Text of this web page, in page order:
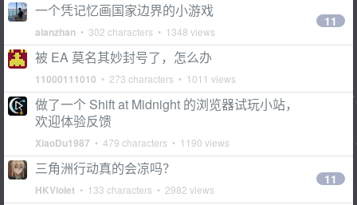
一个凭记忆画国家边界的小游戏
alanzhan • 302 characters • 1348 views
11
被 EA 莫名其妙封号了，怎么办
11000111010 • 273 characters • 1011 views
做了一个 Shift at Midnight 的浏览器试玩小站，
欢迎体验反馈
XiaoDu1987 • 479 characters • 1190 views
三角洲行动真的会凉吗？
HKViolet • 133 characters • 2982 views
11